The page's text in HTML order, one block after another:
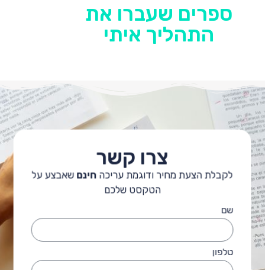
ספרים שעברו את
התהליך איתי
צרו קשר
לקבלת הצעת מחיר ודוגמת עריכה חינם שאבצע על
הטקסט שלכם
שם
טלפון